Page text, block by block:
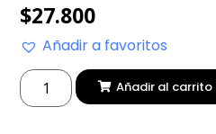
$27.800
Añadir a favoritos
Añadir al carrito